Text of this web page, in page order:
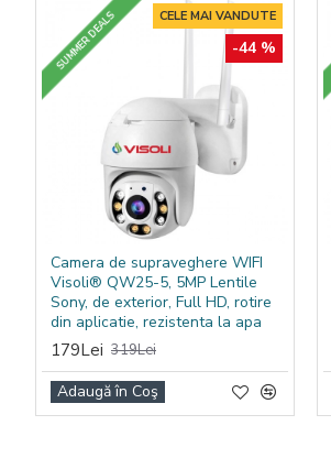
CELE MAI VANDUTE
SUMMER DEALS -44 %
Camera de supraveghere WIFI
Visoli® QW25-5, 5MP Lentile
Sony, de exterior, Full HD, rotire
din aplicatie, rezistenta la apa
179Lei 319Lei
Adaugă în Coş